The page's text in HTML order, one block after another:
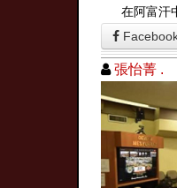
在阿富汗
張怡菁 .